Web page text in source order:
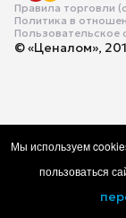
Правила торговли
Политика в
Пользовательское
© «Ценалом»,
Мы используем
пользоваться